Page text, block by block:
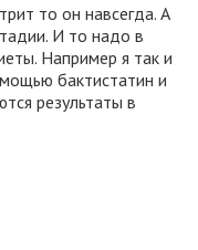
то он навсегда. А
И то надо в
Например я так и
бактистатин и
результаты в